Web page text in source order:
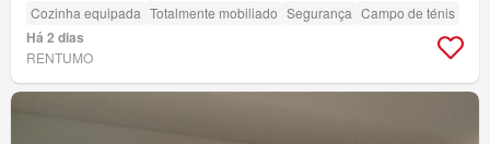
Cozinha equipada Totalmente mobiliado Segurança Campo de ténis
Há 2 dias
RENTUMO